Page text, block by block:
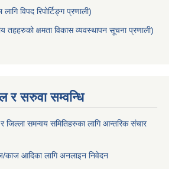
विपद रिपोर्टिङ्ग प्रणाली)
तहहरुको क्षमता विकास व्यवस्थापन सूचना प्रणाली)
र सरुवा सम्वन्धि
जिल्ला समन्वय समितिहरुका लागि आन्तरिक संचार
काज आदिका लागि अनलाइन निवेदन